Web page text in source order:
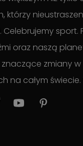
którzy
Celebrujemy sport.
oraz naszą
zmiany w
na całym świecie.